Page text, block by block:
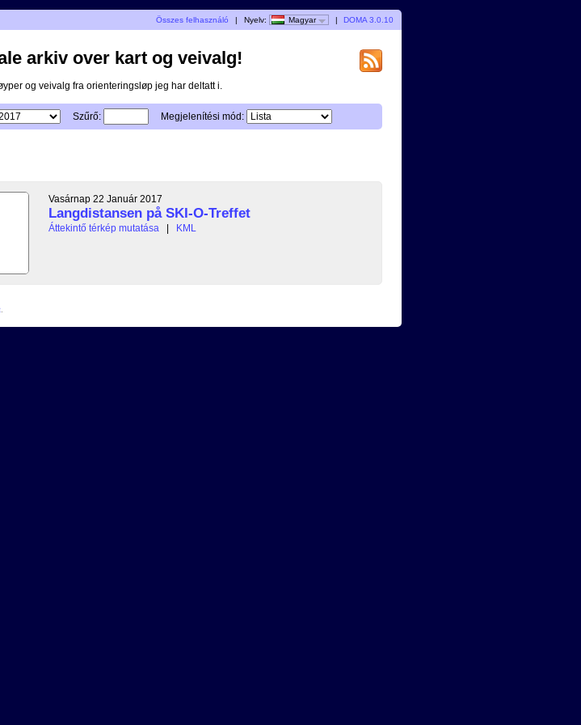
Összes felhasználó | Nyelv: Magyar | DOMA 3.0.10
arkiv over kart og veivalg!
og veivalg fra orienteringsløp jeg har deltatt i.
Szűrő: Megjelenítési mód:
Vasárnap 22 Január 2017
Langdistansen på SKI-O-Treffet
Áttekintő térkép mutatása | KML